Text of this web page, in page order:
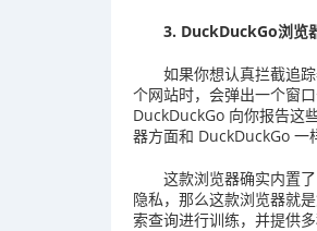
3. DuckDuckGo浏览
如果你想认真拦截追
个网站时，会弹出一个窗
DuckDuckGo 向你报告这
器方面和 DuckDuckGo 一
这款浏览器确实内置
隐私，那么这款浏览器就
索查询进行训练，并提供